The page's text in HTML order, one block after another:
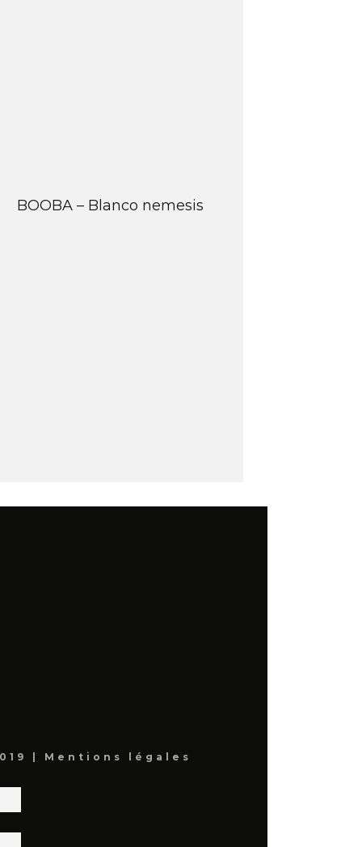
BOOBA – Blanco nemesis
| Mentions légales